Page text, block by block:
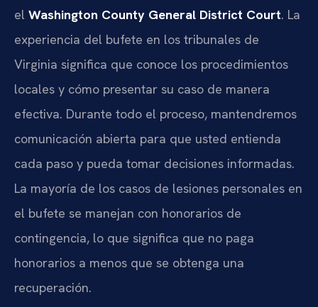
el Washington County General District Court. La
experiencia del bufete en los tribunales de
Virginia significa que conoce los procedimientos
locales y cómo presentar su caso de manera
efectiva. Durante todo el proceso, mantendremos
comunicación abierta para que usted entienda
cada paso y pueda tomar decisiones informadas.
La mayoría de los casos de lesiones personales en
el bufete se manejan con honorarios de
contingencia, lo que significa que no paga
honorarios a menos que se obtenga una
recuperación.